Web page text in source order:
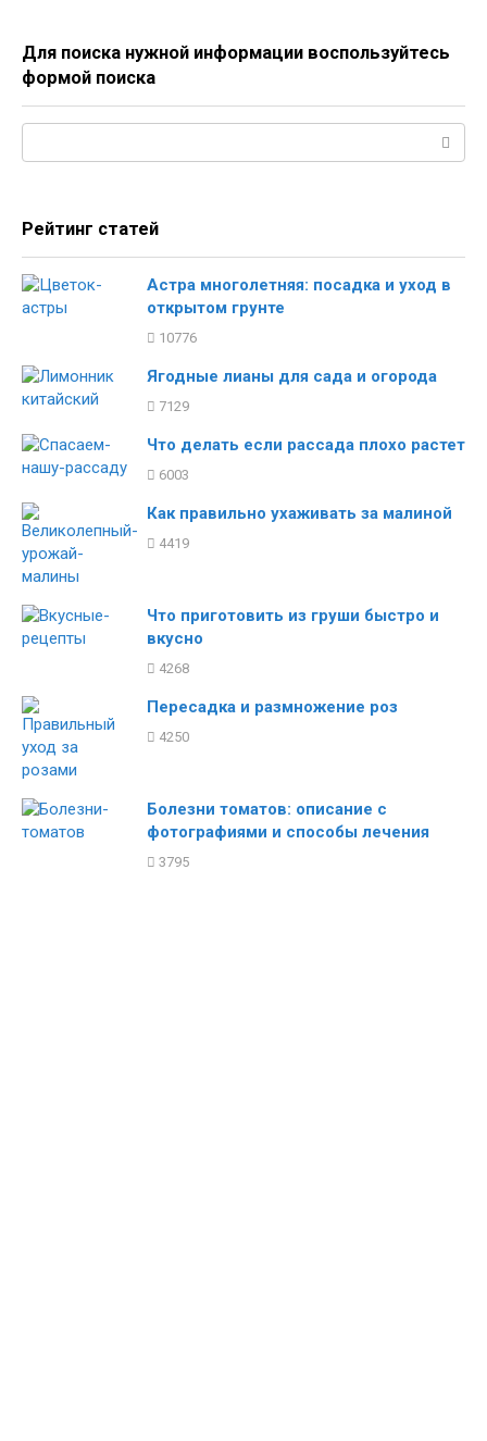
Для поиска нужной информации воспользуйтесь
формой поиска
Рейтинг статей
Астра многолетняя: посадка и уход в
открытом грунте
10776
Ягодные лианы для сада и огорода
7129
Что делать если рассада плохо растет
6003
Как правильно ухаживать за малиной
4419
Что приготовить из груши быстро и
вкусно
4268
Пересадка и размножение роз
4250
Болезни томатов: описание с
фотографиями и способы лечения
3795